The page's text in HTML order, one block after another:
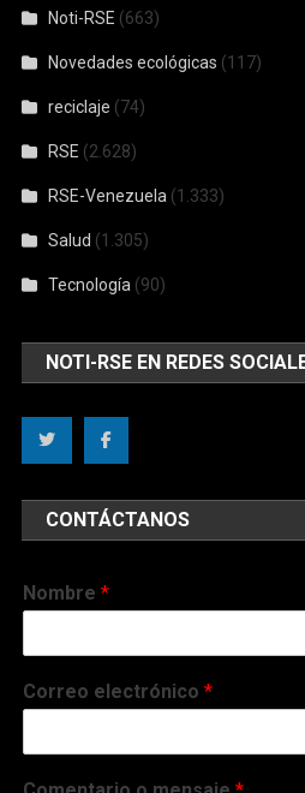
Noti-RSE (663)
Novedades ecológicas (117)
reciclaje (74)
RSE (2.628)
RSE-Venezuela (1.333)
Salud (1.305)
Tecnología (90)
NOTI-RSE EN REDES
CONTÁCTANOS
Nombre*
Correo electrónico*